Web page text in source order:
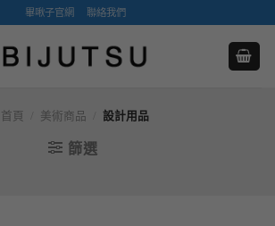
畢啾子官網 聯絡我們
首頁 美術商品 設計用品
篩選